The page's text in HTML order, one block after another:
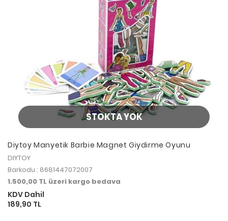
STOKTA YOK
Diytoy Manyetik Barbie Magnet Giydirme Oyunu
DIYTOY
Barkodu : 8681447072007
1.500,00 TL üzeri kargo bedava
KDV Dahil
189,90 TL